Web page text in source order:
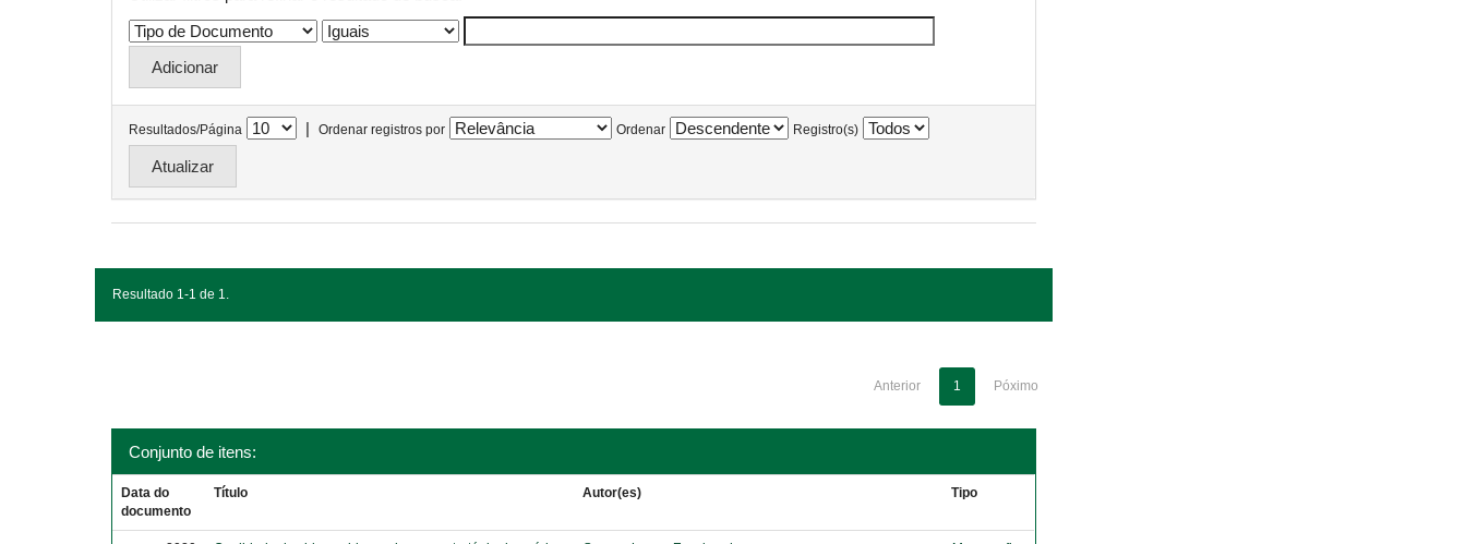
Resultados/Página | Ordenar registros por Ordenar Registro(s)
Resultado 1-1 de 1.
Anterior 1 Póximo
Conjunto de itens:
Data do
documento
Título Autor(es) Tipo